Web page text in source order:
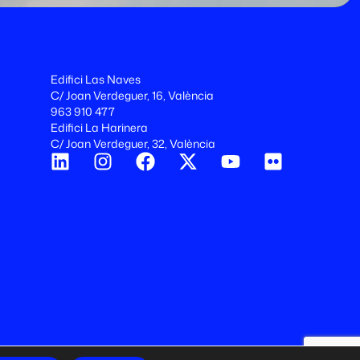
Edifici Las Naves
C/ Joan Verdeguer, 16, València
963 910 477
Edifici La Harinera
C/ Joan Verdeguer, 32, València